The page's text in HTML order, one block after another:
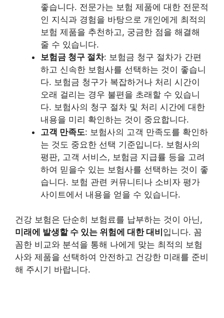
좋습니다. 전문가는 보험 제품에 대한 전문적
인 지식과 경험을 바탕으로 개인에게 최적의
보험 제품을 추천하고, 궁금한 점을 해결해
줄 수 있습니다.
보험금 청구 절차: 보험금 청구 절차가 간편
하고 신속한 보험사를 선택하는 것이 좋습니
다. 보험금 청구가 복잡하거나 처리 시간이
오래 걸리는 경우 불편을 초래할 수 있습니
다. 보험사의 청구 절차 및 처리 시간에 대한
내용을 미리 확인하는 것이 중요합니다.
고객 만족도: 보험사의 고객 만족도를 확인하
는 것도 중요한 선택 기준입니다. 보험사의
평판, 고객 서비스, 보험금 지급률 등을 고려
하여 믿을수 있는 보험사를 선택하는 것이 좋
습니다. 보험 관련 커뮤니티나 소비자 평가
사이트에서 내용을 얻을 수 있습니다.
건강 보험은 단순히 보험료를 납부하는 것이 아닌,
미래에 발생할 수 있는 위험에 대한 대비 입니다. 꼼
꼼한 비교와 분석을 통해 나에게 맞는 최적의 보험
사와 제품을 선택하여 안전하고 건강한 미래를 준비
해 주시기 바랍니다.